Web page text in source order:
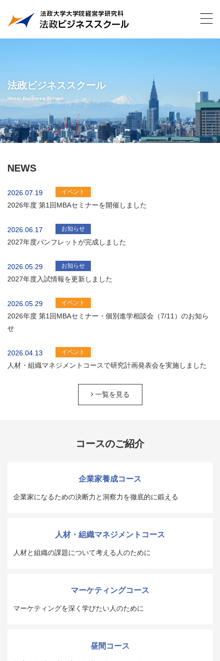
法政ビジネススクール
Hosei Business School
NEWS
2026.07.19 イベント
2026年度 第1回MBAセミナーを開催しました
2026.06.17 お知らせ
2027年度パンフレットが完成しました
2026.05.29 お知らせ
2027年度入試情報を更新しました
2026.05.29 イベント
2026年度 第1回MBAセミナー・個別進学相談会（7/11）のお知ら
せ
2026.04.13 イベント
人材・組織マネジメントコースで研究計画発表会を実施しました
一覧を見る
コースのご紹介
企業家養成コース
企業家になるための決断力と洞察力を徹底的に鍛える
人材・組織マネジメントコース
人材と組織の課題について考える人のために
マーケティングコース
マーケティングを深く学びたい人のために
昼間コース